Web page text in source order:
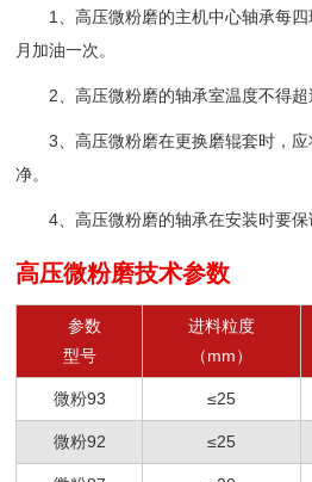
1、高压微粉磨的主机中心轴承每
月加油一次。
2、高压微粉磨的轴承室温度不得超
3、高压微粉磨在更换磨辊套时，
净。
4、高压微粉磨的轴承在安装时要保
高压微粉磨技术参数
参数
型号
进料粒度
（mm）
微粉93 ≤25
微粉92 ≤25